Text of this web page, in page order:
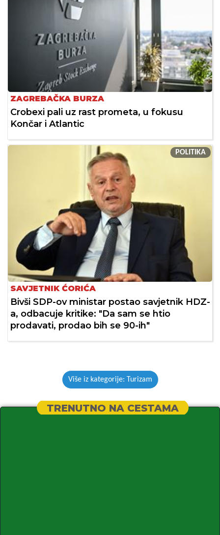
ZAGREBAČKA BURZA
Crobexi pali uz rast prometa, u fokusu
Končar i Atlantic
POLITIKA
SAVJETNIK ĆORIĆA
Bivši SDP-ov ministar postao savjetnik HDZ-
a, odbacuje kritike: "Da sam se htio
prodavati, prodao bih se 90-ih"
Više iz kategorije: Turizam
TRENUTNO NA CESTAMA